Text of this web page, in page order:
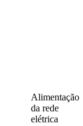
Alimentação
da rede
elétrica